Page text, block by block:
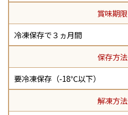
賞味期限
冷凍保存で３ヵ月間
保存方法
要冷凍保存（-18℃以下）
解凍方法